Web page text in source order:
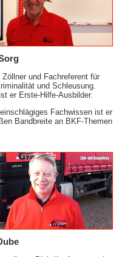
und Fachreferent für
und Schleusung.
er Erste-Hilfe-Ausbilder.
Fachwissen ist er
Bandbreite an BKF-Themen